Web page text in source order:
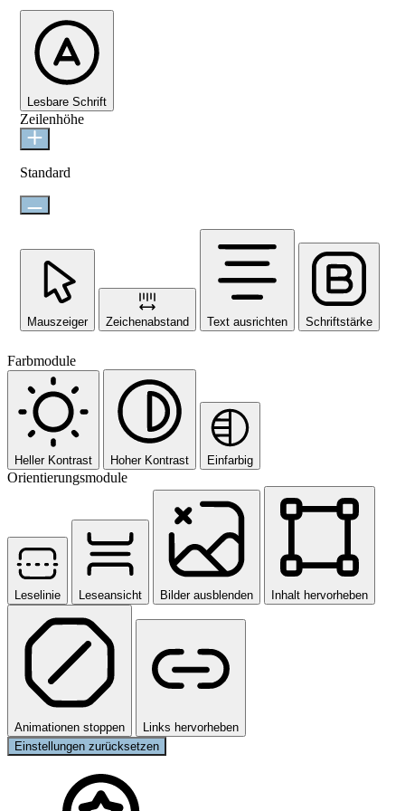
Lesbare Schrift
Zeilenhöhe
Standard
Mauszeiger Zeichenabstand Text ausrichten Schriftstärke
Farbmodule
Heller Kontrast Hoher Kontrast Einfarbig
Orientierungsmodule
Leselinie Leseansicht Bilder ausblenden Inhalt hervorheben
Animationen stoppen
Links hervorheben
Einstellungen zurücksetzen